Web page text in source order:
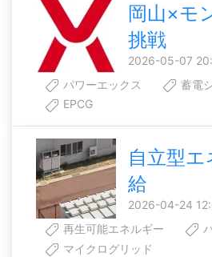
岡山×モ
挑戦
2026-05-07
パワーエックス
蓄電
EPCG
自立型
給
2026-04-24
再生可能エネルギー
マイクログリッド